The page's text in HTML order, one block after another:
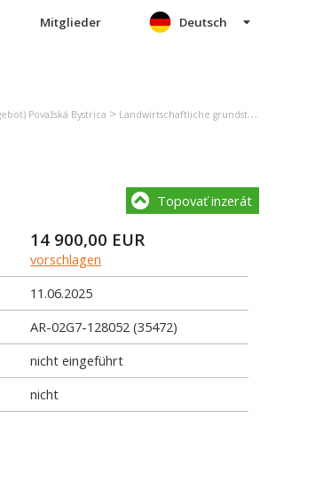
Mitglieder Deutsch
Považská Bystrica > Landwirtschaftliche grundstücke verkauf (angebot) Považská Bystrica
Topovať inzerát
14 900,00 EUR
vorschlagen
11.06.2025
AR-02G7-128052 (35472)
nicht eingeführt
nicht